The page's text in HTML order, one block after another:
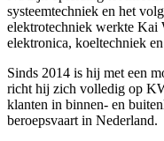
systeemtechniek en het
elektrotechniek werkte Kai
elektronica, koeltechniek
Sinds 2014 is hij met een
richt hij zich volledig op
klanten in binnen- en
beroepsvaart in Nederland.